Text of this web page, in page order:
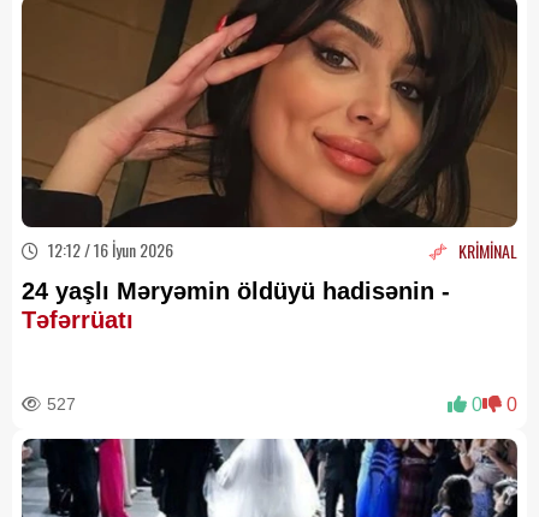
12:12 / 16 İyun 2026 KRİMİNAL
24 yaşlı Məryəmin öldüyü hadisənin -
Təfərrüatı
527 0 0